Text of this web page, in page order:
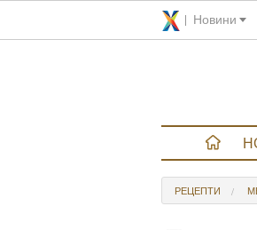
Новини
РЕЦЕПТИ